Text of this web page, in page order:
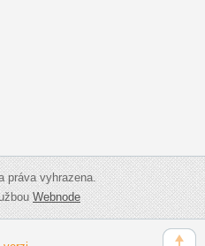
práva vyhrazena.
Webnode